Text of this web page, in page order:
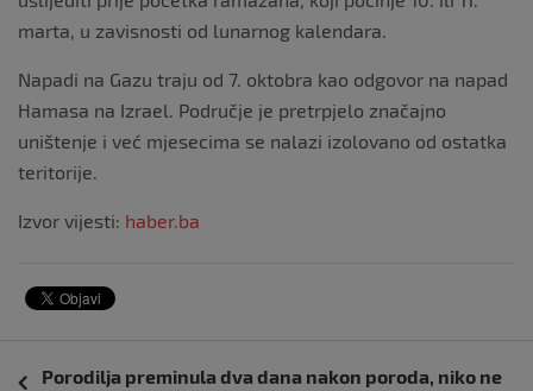
marta, u zavisnosti od lunarnog kalendara.
Napadi na Gazu traju od 7. oktobra kao odgovor na napad
Hamasa na Izrael. Područje je pretrpjelo značajno
uništenje i već mjesecima se nalazi izolovano od ostatka
teritorije.
Izvor vijesti: haber.ba
Porodilja preminula dva dana nakon poroda, niko ne